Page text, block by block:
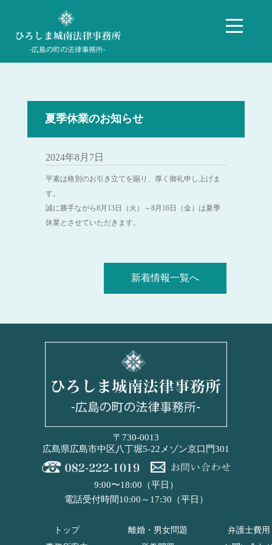
夏季休業のお知らせ
2024年8月7日
平素は格別のお引き立てを賜り、厚く御礼申し上げま
す。
誠に勝手ながら8月13日（火）～8月16日（金）は夏季
休業とさせていただきます。
新着情報一覧へ
〒730-0013
広島県広島市中区八丁堀5-22メゾン京口門301
9:00〜18:00（平日）
電話受付時間10:00～17:30（平日）
トップ
離婚・男女問題
弁護士費用